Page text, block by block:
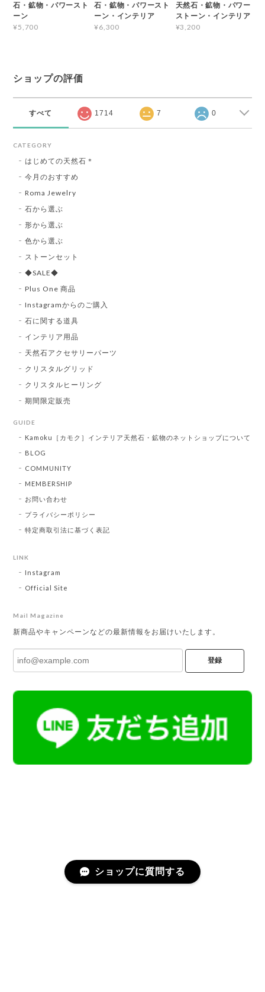
石・鉱物・パワースト
ーン
¥5,700
石・鉱物・パワースト
ーン・インテリア
¥6,300
天然石・鉱物・パワー
ストーン・インテリア
¥3,200
ショップの評価
すべて 1714 7 0
CATEGORY
はじめての天然石＊
今月のおすすめ
Roma Jewelry
石から選ぶ
形から選ぶ
色から選ぶ
ストーンセット
◆SALE◆
Plus One 商品
Instagramからのご購入
石に関する道具
インテリア用品
天然石アクセサリーパーツ
クリスタルグリッド
クリスタルヒーリング
期間限定販売
GUIDE
Kamoku［カモク］インテリア天然石・鉱物のネットショップについて
BLOG
COMMUNITY
MEMBERSHIP
お問い合わせ
プライバシーポリシー
特定商取引法に基づく表記
LINK
Instagram
Official Site
Mail Magazine
新商品やキャンペーンなどの最新情報をお届けいたします。
登録
ショップに質問する